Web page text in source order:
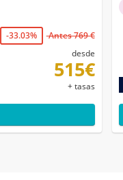
-33.03%
Antes 769 €
desde
515€
+ tasas